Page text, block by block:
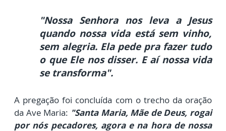
"Nossa Senhora nos leva a Jesus
quando nossa vida está sem vinho,
sem alegria. Ela pede pra fazer tudo
o que Ele nos disser. E aí nossa vida
se transforma".
A pregação foi concluída com o trecho da oração
da Ave Maria: "Santa Maria, Mãe de Deus, rogai
por nós pecadores, agora e na hora de nossa